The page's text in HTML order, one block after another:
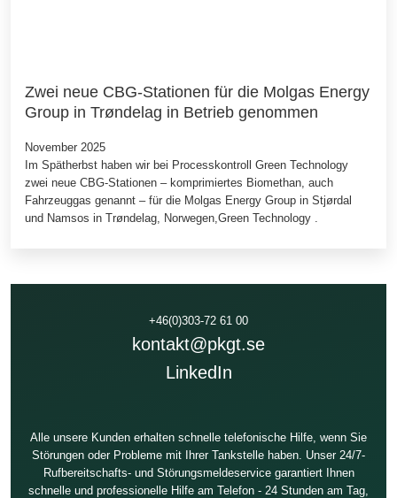
Zwei neue CBG-Stationen für die Molgas Energy
Group in Trøndelag in Betrieb genommen
November 2025
Im Spätherbst haben wir bei Processkontroll Green Technology
zwei neue CBG-Stationen – komprimiertes Biomethan, auch
Fahrzeuggas genannt – für die Molgas Energy Group in Stjørdal
und Namsos in Trøndelag, Norwegen,Green Technology .
+46(0)303-72 61 00
kontakt@pkgt.se
LinkedIn
Alle unsere Kunden erhalten schnelle telefonische Hilfe, wenn Sie
Störungen oder Probleme mit Ihrer Tankstelle haben. Unser 24/7-
Rufbereitschafts- und Störungsmeldeservice garantiert Ihnen
schnelle und professionelle Hilfe am Telefon - 24 Stunden am Tag,